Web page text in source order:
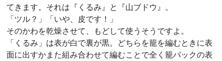
てきます。それは『くるみ』と『山ブドウ』。
「ツル？」「いや、皮です！」
そのかわを乾燥させて、もどして使うそうですよ。
「くるみ」は表が白で裏が黒。どちらを籠を編むときに表
面に出すかまた組み合わせて編むことで全く籠バックの表